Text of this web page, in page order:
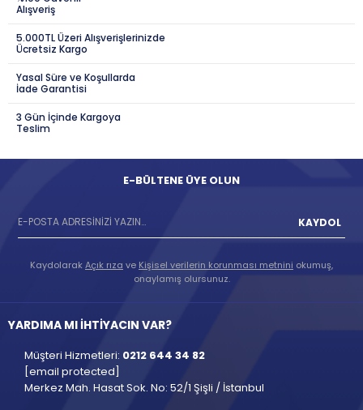
Alışveriş
5.000TL Üzeri Alışverişlerinizde
Ücretsiz Kargo
Yasal Süre ve Koşullarda
İade Garantisi
3 Gün İçinde Kargoya
Teslim
E-BÜLTENE ÜYE OLUN
KAYDOL
KaydolarakAçık rıza ve Kişisel verilerin korunması metnini okumuş,
onaylamış olursunuz.
YARDIMA MI İHTİYACIN VAR?
Müşteri Hizmetleri: 0212 644 34 82
[email protected]
Merkez Mah. Hasat Sok. No: 52/1 Şişli / İstanbul